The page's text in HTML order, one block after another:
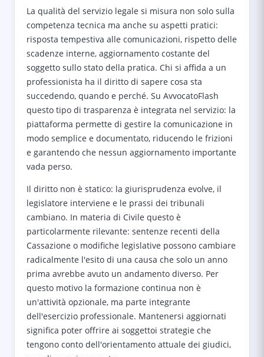
La qualità del servizio legale si misura non solo sulla
competenza tecnica ma anche su aspetti pratici:
risposta tempestiva alle comunicazioni, rispetto delle
scadenze interne, aggiornamento costante del
soggetto sullo stato della pratica. Chi si affida a un
professionista ha il diritto di sapere cosa sta
succedendo, quando e perché. Su AvvocatoFlash
questo tipo di trasparenza è integrata nel servizio: la
piattaforma permette di gestire la comunicazione in
modo semplice e documentato, riducendo le frizioni
e garantendo che nessun aggiornamento importante
vada perso.
Il diritto non è statico: la giurisprudenza evolve, il
legislatore interviene e le prassi dei tribunali
cambiano. In materia di Civile questo è
particolarmente rilevante: sentenze recenti della
Cassazione o modifiche legislative possono cambiare
radicalmente l'esito di una causa che solo un anno
prima avrebbe avuto un andamento diverso. Per
questo motivo la formazione continua non è
un'attività opzionale, ma parte integrante
dell'esercizio professionale. Mantenersi aggiornati
significa poter offrire ai soggettoi strategie che
tengono conto dell'orientamento attuale dei giudici,